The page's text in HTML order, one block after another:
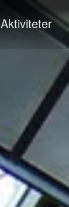
Aktiviteter